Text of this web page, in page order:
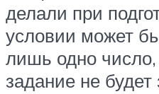
делали при
условии может
лишь одно число,
задание не будет